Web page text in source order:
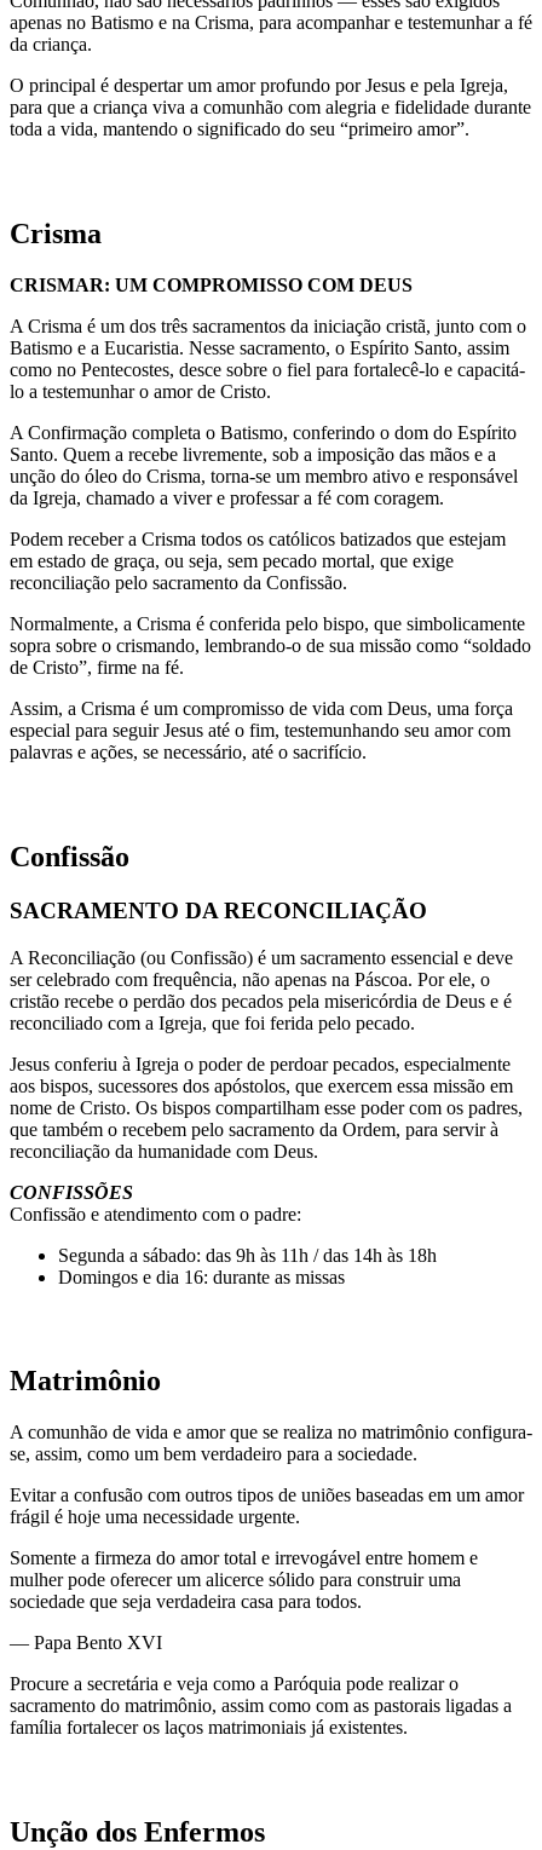
apenas no Batismo e na Crisma, para acompanhar e testemunhar a fé
da criança.
O principal é despertar um amor profundo por Jesus e pela Igreja,
para que a criança viva a comunhão com alegria e fidelidade durante
toda a vida, mantendo o significado do seu “primeiro amor”.
Crisma
CRISMAR: UM COMPROMISSO COM DEUS
A Crisma é um dos três sacramentos da iniciação cristã, junto com o
Batismo e a Eucaristia. Nesse sacramento, o Espírito Santo, assim
como no Pentecostes, desce sobre o fiel para fortalecê-lo e capacitá-
lo a testemunhar o amor de Cristo.
A Confirmação completa o Batismo, conferindo o dom do Espírito
Santo. Quem a recebe livremente, sob a imposição das mãos e a
unção do óleo do Crisma, torna-se um membro ativo e responsável
da Igreja, chamado a viver e professar a fé com coragem.
Podem receber a Crisma todos os católicos batizados que estejam
em estado de graça, ou seja, sem pecado mortal, que exige
reconciliação pelo sacramento da Confissão.
Normalmente, a Crisma é conferida pelo bispo, que simbolicamente
sopra sobre o crismando, lembrando-o de sua missão como “soldado
de Cristo”, firme na fé.
Assim, a Crisma é um compromisso de vida com Deus, uma força
especial para seguir Jesus até o fim, testemunhando seu amor com
palavras e ações, se necessário, até o sacrifício.
Confissão
SACRAMENTO DA RECONCILIAÇÃO
A Reconciliação (ou Confissão) é um sacramento essencial e deve
ser celebrado com frequência, não apenas na Páscoa. Por ele, o
cristão recebe o perdão dos pecados pela misericórdia de Deus e é
reconciliado com a Igreja, que foi ferida pelo pecado.
Jesus conferiu à Igreja o poder de perdoar pecados, especialmente
aos bispos, sucessores dos apóstolos, que exercem essa missão em
nome de Cristo. Os bispos compartilham esse poder com os padres,
que também o recebem pelo sacramento da Ordem, para servir à
reconciliação da humanidade com Deus.
CONFISSÕES
Confissão e atendimento com o padre:
Segunda a sábado: das 9h às 11h / das 14h às 18h
Domingos e dia 16: durante as missas
Matrimônio
A comunhão de vida e amor que se realiza no matrimônio configura-
se, assim, como um bem verdadeiro para a sociedade.
Evitar a confusão com outros tipos de uniões baseadas em um amor
frágil é hoje uma necessidade urgente.
Somente a firmeza do amor total e irrevogável entre homem e
mulher pode oferecer um alicerce sólido para construir uma
sociedade que seja verdadeira casa para todos.
— Papa Bento XVI
Procure a secretária e veja como a Paróquia pode realizar o
sacramento do matrimônio, assim como com as pastorais ligadas a
família fortalecer os laços matrimoniais já existentes.
Unção dos Enfermos